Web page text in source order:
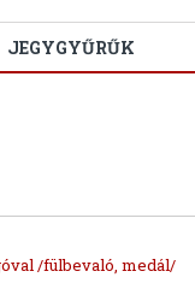
JEGYGYŰRŰK
/fülbevaló, medál/